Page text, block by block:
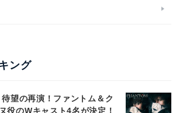
ング
望の再演！ファントム＆ク
役のWキャスト4名が決定！